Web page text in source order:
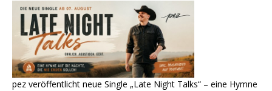
pez veröffentlicht neue Single „Late Night Talks“ – eine Hymne